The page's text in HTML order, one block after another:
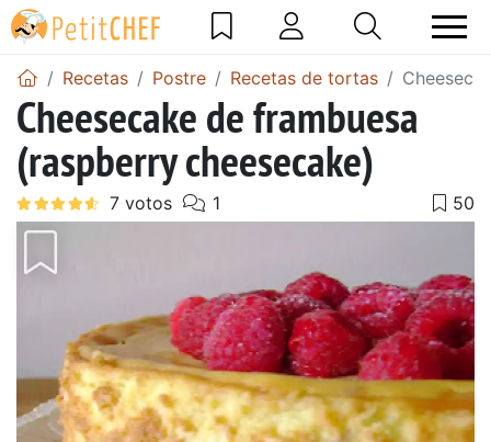
Recetas Postre Recetas de tortas
Cheesecake de frambuesa
(raspberry cheesecake)